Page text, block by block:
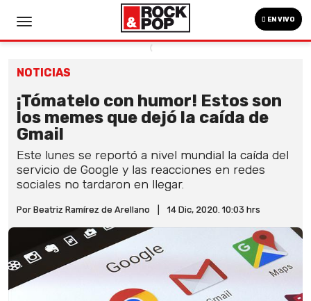
EN VIVO
NOTICIAS
¡Tómatelo con humor! Estos son
los memes que dejó la caída de
Gmail
Este lunes se reportó a nivel mundial la caída del
servicio de Google y las reacciones en redes
sociales no tardaron en llegar.
Por Beatriz Ramírez de Arellano 14 Dic, 2020. 10:03 hrs